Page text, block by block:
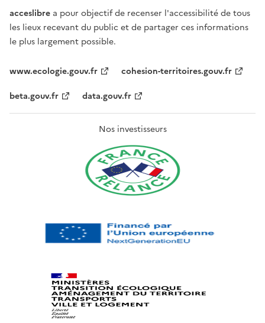
acceslibre a pour objectif de recenser l'accessibilité de tous
les lieux recevant du public et de partager ces informations
le plus largement possible.
www.ecologie.gouv.fr
cohesion-territoires.gouv.fr
beta.gouv.fr
data.gouv.fr
Nos investisseurs